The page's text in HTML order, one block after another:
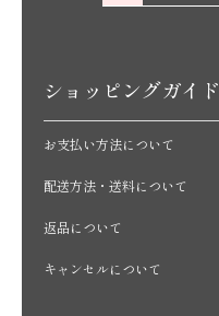
ショッピングガイド
お支払い方法について
配送方法・送料について
返品について
キャンセルについて